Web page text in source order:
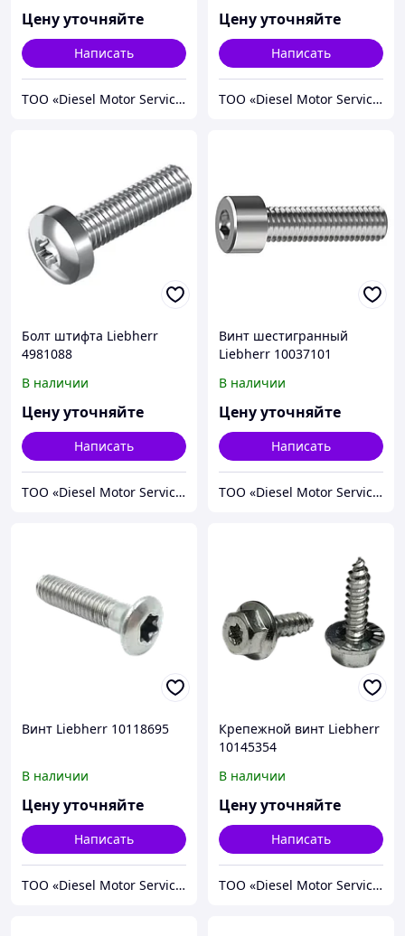
Цену уточняйте
Написать
TOO «Diesel Motor Service»
Цену уточняйте
Написать
TOO «Diesel Motor Service»
Болт штифта Liebherr
4981088
В наличии
Цену уточняйте
Написать
TOO «Diesel Motor Service»
Винт шестигранный
Liebherr 10037101
В наличии
Цену уточняйте
Написать
TOO «Diesel Motor Service»
Винт Liebherr 10118695
В наличии
Цену уточняйте
Написать
TOO «Diesel Motor Service»
Крепежной винт Liebherr
10145354
В наличии
Цену уточняйте
Написать
TOO «Diesel Motor Service»